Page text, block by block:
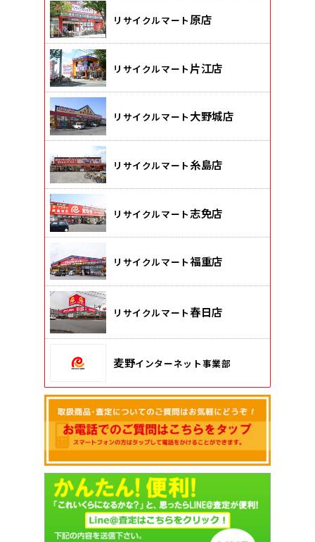
リサイクルマート 原店
リサイクルマート 片江店
リサイクルマート 大野城店
リサイクルマート 糸島店
リサイクルマート志免店
リサイクルマート福重店
リサイクルマート春日店
麦野インターネット事業部